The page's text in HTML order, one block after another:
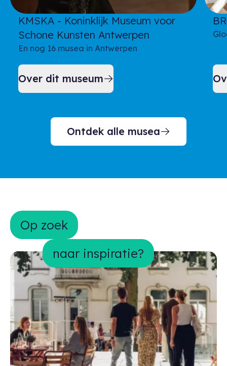
KMSKA - Koninklijk Museum voor
Schone Kunsten Antwerpen
En nog 16 musea in Antwerpen
Over dit museum
Ontdek alle musea
Op zoek naar inspiratie?
Op zoek
naar inspiratie?